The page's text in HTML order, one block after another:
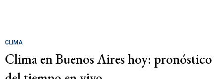
CLIMA
Clima en Buenos Aires hoy: pronóstico